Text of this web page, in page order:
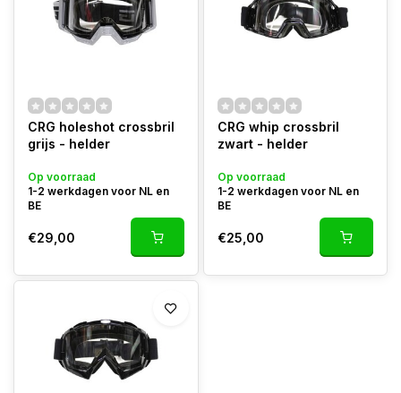
CRG holeshot crossbril
grijs - helder
Op voorraad
1-2 werkdagen voor NL en
BE
€29,00
CRG whip crossbril
zwart - helder
Op voorraad
1-2 werkdagen voor NL en
BE
€25,00